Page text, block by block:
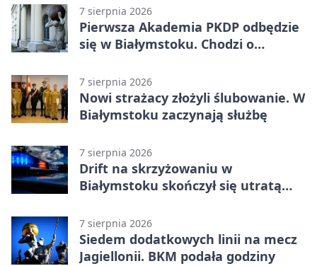
7 sierpnia 2026
Pierwsza Akademia PKDP odbędzie
się w Białymstoku. Chodzi o
7 sierpnia 2026
Nowi strażacy złożyli ślubowanie. W
Białymstoku zaczynają służbę
7 sierpnia 2026
Drift na skrzyżowaniu w
Białymstoku skończył się utratą
7 sierpnia 2026
Siedem dodatkowych linii na mecz
Jagiellonii. BKM podała godziny